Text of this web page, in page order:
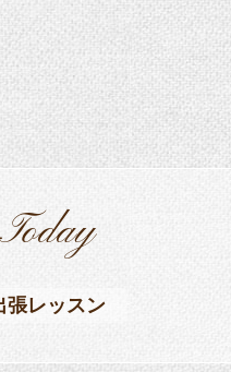
Today
張レッスン